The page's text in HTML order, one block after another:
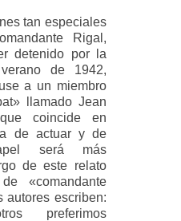
tan especiales
Rigal,
detenido por la
de 1942,
a un miembro
llamado Jean
coincide en
de actuar y de
será más
de este relato
«comandante
autores escriben:
preferimos